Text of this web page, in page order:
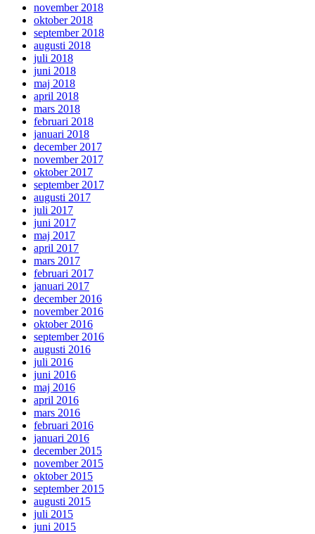
november 2018
oktober 2018
september 2018
augusti 2018
juli 2018
juni 2018
maj 2018
april 2018
mars 2018
februari 2018
januari 2018
december 2017
november 2017
oktober 2017
september 2017
augusti 2017
juli 2017
juni 2017
maj 2017
april 2017
mars 2017
februari 2017
januari 2017
december 2016
november 2016
oktober 2016
september 2016
augusti 2016
juli 2016
juni 2016
maj 2016
april 2016
mars 2016
februari 2016
januari 2016
december 2015
november 2015
oktober 2015
september 2015
augusti 2015
juli 2015
juni 2015